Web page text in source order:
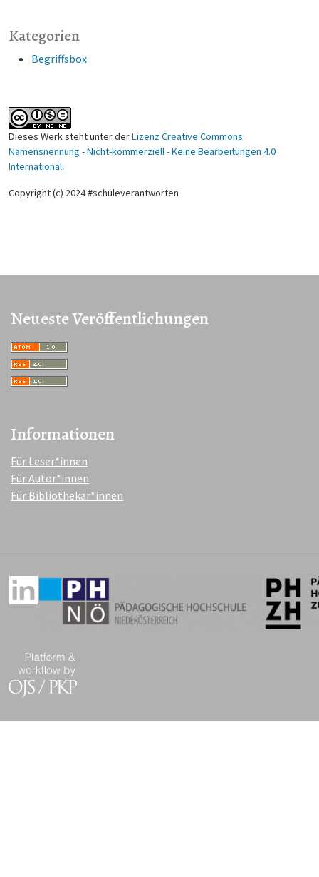
Kategorien
Begriffsbox
Dieses Werk steht unter derLizenz Creative Commons
Namensnennung - Nicht-kommerziell - Keine Bearbeitungen 4.0
International.
Copyright (c) 2024 #schuleverantworten
Neueste Veröffentlichungen
Informationen
Für Leser*innen
Für Autor*innen
Für Bibliothekar*innen